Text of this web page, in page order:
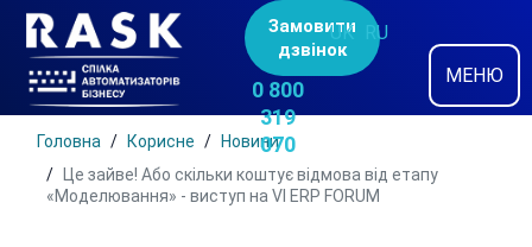
Замовити
дзвінок
0 800
319
070
UK RU
МЕНЮ
Головна Корисне
Новини
Це зайве! Або скільки коштує відмова від етапу
«Моделювання» - виступ на VI ERP FORUM